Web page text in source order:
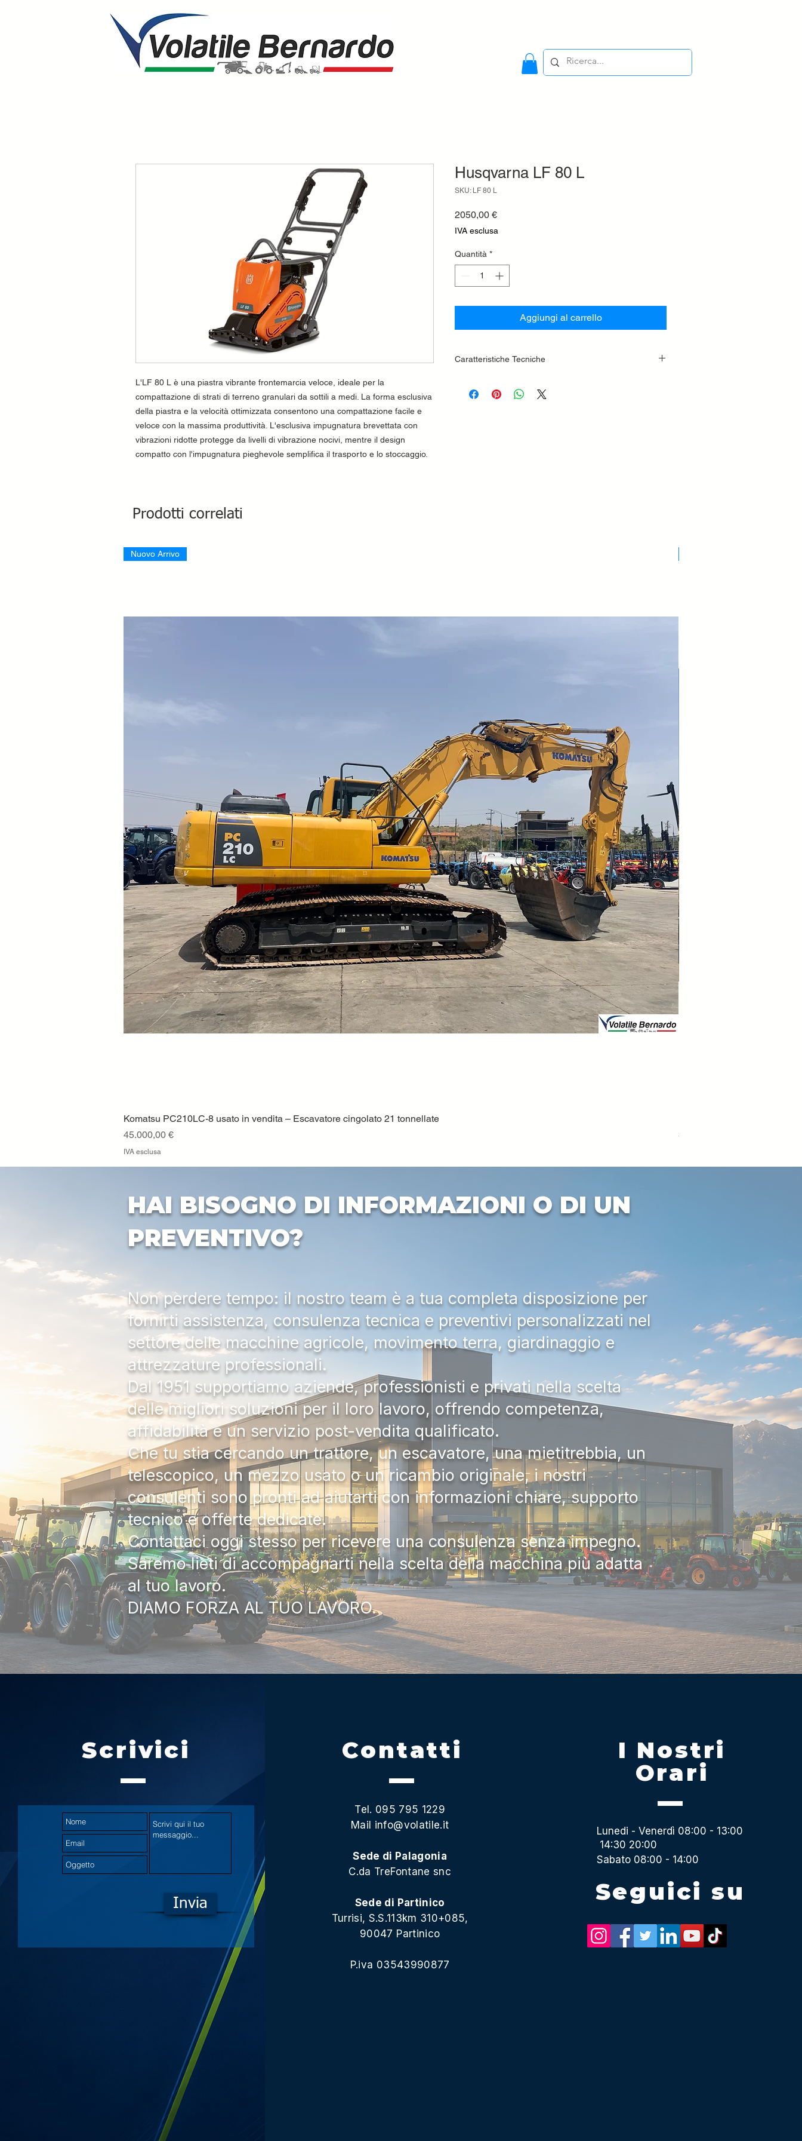
L'LF 80 L è una piastra vibrante frontemarcia veloce, ideale per la
compattazione di strati di terreno granulari da sottili a medi. La forma esclusiva
della piastra e la velocità ottimizzata consentono una compattazione facile e
veloce con la massima produttività. L'esclusiva impugnatura brevettata con
vibrazioni ridotte protegge da livelli di vibrazione nocivi, mentre il design
compatto con l'impugnatura pieghevole semplifica il trasporto e lo stoccaggio.
Husqvarna LF 80 L
SKU: LF 80 L
2050,00 €Prezzo
IVA esclusa
Quantità *
Aggiungi al carrello
Caratteristiche Tecniche
420mm
Prodotti correlati
Vista rapida
Nuovo Arrivo
Komatsu PC210LC-8 usato in vendita – Escavatore cingolato 21 tonnellate
Prezzo
45.000,00 €
IVA esclusa
Prezzo
33.000,00 €
HAI BISOGNO DI INFORMAZIONI O DI UN
PREVENTIVO?
Non perdere tempo: il nostro team è a tua completa disposizione per
fornirti assistenza, consulenza tecnica e preventivi personalizzati nel
settore delle macchine agricole, movimento terra, giardinaggio e
attrezzature professionali.
Dal 1951 supportiamo aziende, professionisti e privati nella scelta
delle migliori soluzioni per il loro lavoro, offrendo competenza,
affidabilità e un servizio post-vendita qualificato.
Che tu stia cercando un trattore, un escavatore, una mietitrebbia, un
telescopico, un mezzo usato o un ricambio originale, i nostri
consulenti sono pronti ad aiutarti con informazioni chiare, supporto
tecnico e offerte dedicate.
Contattaci oggi stesso per ricevere una consulenza senza impegno.
Saremo lieti di accompagnarti nella scelta della macchina più adatta
al tuo lavoro.
DIAMO FORZA AL TUO LAVORO.
Scrivici
Invia
Contatti
Tel. 095 795 1229
Mail info@volatile.it
Sede di Palagonia
C.da TreFontane snc
Sede di Partinico
Turrisi, S.S.113km 310+085,
90047 Partinico
P.iva 03543990877
I Nostri
Orari
Lunedi - Venerdì 08:00 - 13:00
14:30 20:00
Sabato 08:00 - 14:00
Seguici su